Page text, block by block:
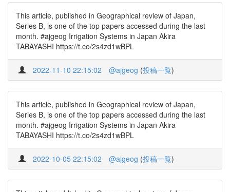
This article, published in Geographical review of Japan,
Series B, is one of the top papers accessed during the last
month. #ajgeog Irrigation Systems in Japan Akira
TABAYASHI https://t.co/2s4zd1wBPL
2022-11-10 22:15:02 @ajgeog (投稿一覧)
This article, published in Geographical review of Japan,
Series B, is one of the top papers accessed during the last
month. #ajgeog Irrigation Systems in Japan Akira
TABAYASHI https://t.co/2s4zd1wBPL
2022-10-05 22:15:02 @ajgeog (投稿一覧)